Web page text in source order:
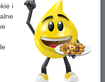
i
Baterie AAA LR03 123drukuj
Xtreme Power MN2400, 24
sztuki
35,00 zł z VAT